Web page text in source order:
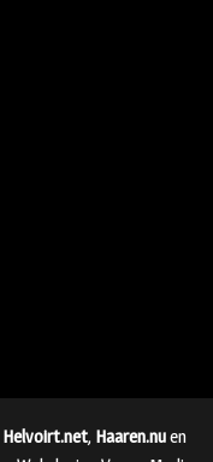
Helvoirt.net, Haaren.nuen